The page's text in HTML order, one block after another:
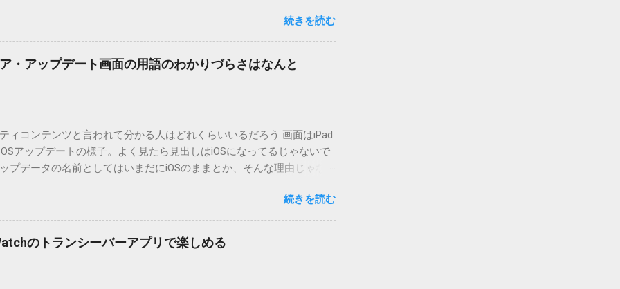
です。（2004/12/4リリース）※0.6.3を公開しています。まだ心配な
ンクしていません。安定を求める方は0.5.3を、新版の機能が必要な方
こちら からどうぞ。 0.3.6までのバージョンに、エントリーが重複登録
ています。最新版へのアップデートを強くお勧めしてます。 mail-
はここをクリックしてください。 （Windowsから解凍したフォルダ
うフォルダと、同名のファイルが含まれていますが、関係ありません
降用の差分ファイルはこちら 。ZIP圧縮してまとめてあります。いまの
ョン番号を持つパッチを適用してください。バージョンが古い場合は
要があります。0.5.0以降は、パッチが正常に当てられるかどうかのチ
はどんなふうに使うものか説明し、設置方法は後述します。 使い方 メ
稿者）を、2行目にカテゴリを、それぞれ<>（半角文字）で囲って指
とカテゴリは事前にMTで作っておく必要があります。 <extend>
の指定の前後に文字があってはいけません。また、<>の中の文字は、
続きを読む
・アップデート画面の用語のわかりづらさはなんと
ィコンテンツと言われて分かる人はどれくらいいるだろう 画面はiPad
アップデートの様子。よく見たら見出しはiOSになってるじゃないで
プデータの名前としてはいまだにiOSのままとか、そんな理由じゃな
ートのセキュリティコンテンツについては、以下のWebサイトをご覧く
部分。 セキュリティコンテンツ…？ こんなブログをやっている私でも
ります。人によってはここで悩んだ結果、アップデートをしない人も出
すよ。アップデートに限らず、分からないけどやってみる人よりも、
からやらない人の方が多いと思います。経験上の感覚ですけれど。 さ
続きを読む
のトランシーバーアプリで楽しめる